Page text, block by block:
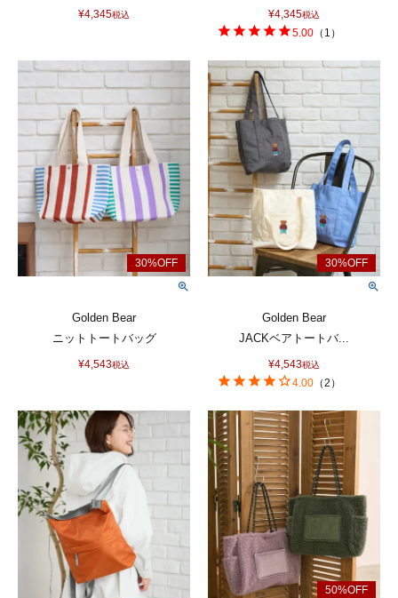
¥4,345税込 ¥4,345税込
5.00 （ 1 ）
Golden Bear
ニットトートバッグ
¥4,543税込
Golden Bear
JACKベアトートバ...
¥4,543税込
4.00 （2 ）